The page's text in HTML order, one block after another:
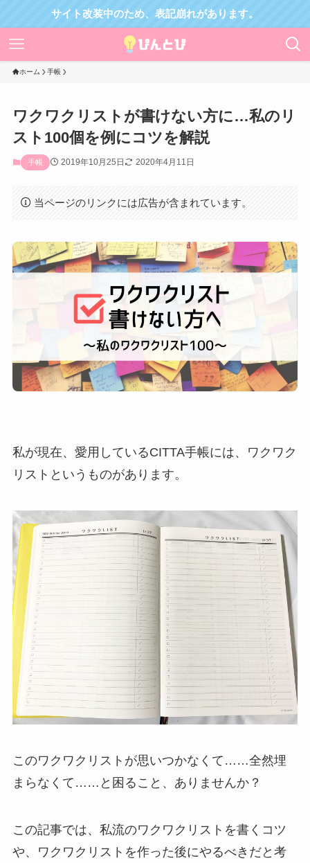
サイト改装中のため、表記崩れがあります。
ホーム 手帳
ワクワクリストが書けない方に…私のリ
スト100個を例にコツを解説
手帳 2019年10月25日 2020年4月11日
当ページのリンクには広告が含まれています。
私が現在、愛用しているCITTA手帳には、ワクワク
リストというものがあります。
このワクワクリストが思いつかなくて……全然埋
まらなくて……と困ること、ありませんか？
この記事では、私流のワクワクリストを書くコツ
や、ワクワクリストを作った後にやるべきだと考